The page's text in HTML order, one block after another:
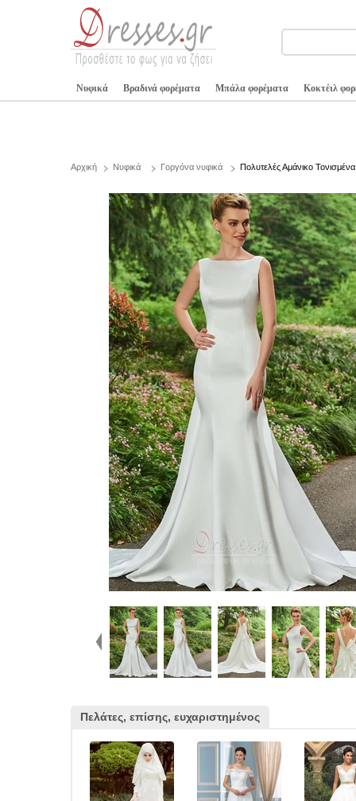
Νυφικά Βραδινά φορέματα Μπάλα φορέματα Κοκτέιλ
Αρχική Νυφικά Γοργόνα νυφικά Πολυτελές Αμάνικο
Πελάτες, επίσης, ευχαριστημένος